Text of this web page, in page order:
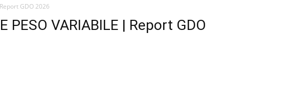
GDO 2026
PESO VARIABILE | Report GDO